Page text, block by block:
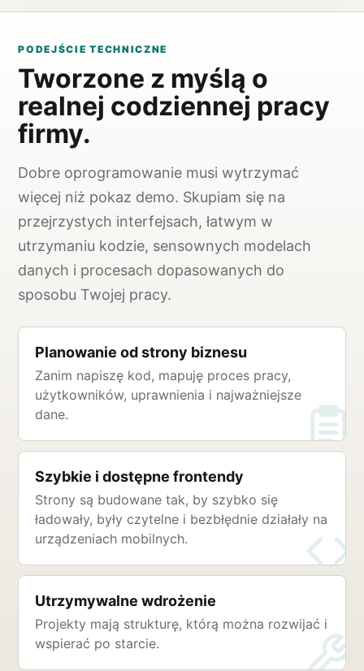
PODEJŚCIE TECHNICZNE
Tworzone z myślą o
realnej codziennej pracy
firmy.
Dobre oprogramowanie musi wytrzymać
więcej niż pokaz demo. Skupiam się na
przejrzystych interfejsach, łatwym w
utrzymaniu kodzie, sensownych modelach
danych i procesach dopasowanych do
sposobu Twojej pracy.
Planowanie od strony biznesu
Zanim napiszę kod, mapuję proces pracy,
użytkowników, uprawnienia i najważniejsze
dane.
Szybkie i dostępne frontendy
Strony są budowane tak, by szybko się
ładowały, były czytelne i bezbłędnie działały na
urządzeniach mobilnych.
Utrzymywalne wdrożenie
Projekty mają strukturę, którą można rozwijać i
wspierać po starcie.